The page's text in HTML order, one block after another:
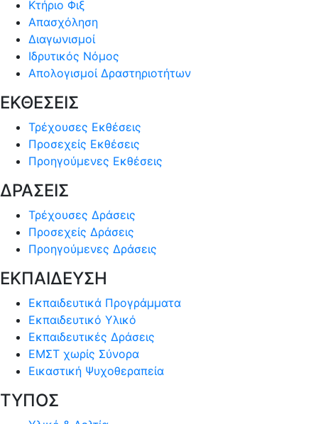
Κτήριο Φιξ
Απασχόληση
Διαγωνισμοί
Ιδρυτικός Νόμος
Απολογισμοί Δραστηριοτήτων
ΕΚΘΕΣΕΙΣ
Τρέχουσες Εκθέσεις
Προσεχείς Εκθέσεις
Προηγούμενες Εκθέσεις
ΔΡΑΣΕΙΣ
Τρέχουσες Δράσεις
Προσεχείς Δράσεις
Προηγούμενες Δράσεις
ΕΚΠΑΙΔΕΥΣΗ
Εκπαιδευτικά Προγράμματα
Εκπαιδευτικό Υλικό
Εκπαιδευτικές Δράσεις
ΕΜΣΤ χωρίς Σύνορα
Εικαστική Ψυχοθεραπεία
ΤΥΠΟΣ